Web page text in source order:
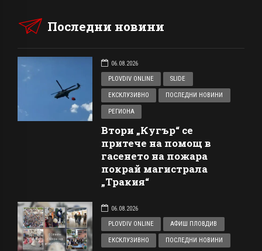
Последни новини
06.08.2026
PLOVDIV ONLINE
SLIDE
ЕКСКЛУЗИВНО ПОСЛЕДНИ НОВИНИ
РЕГИОНА
Втори „Кугър“ се
притече на помощ в
гасенето на пожара
покрай магистрала
„Тракия“
06.08.2026
PLOVDIV ONLINE
АФИШ ПЛОВДИВ
ЕКСКЛУЗИВНО ПОСЛЕДНИ НОВИНИ